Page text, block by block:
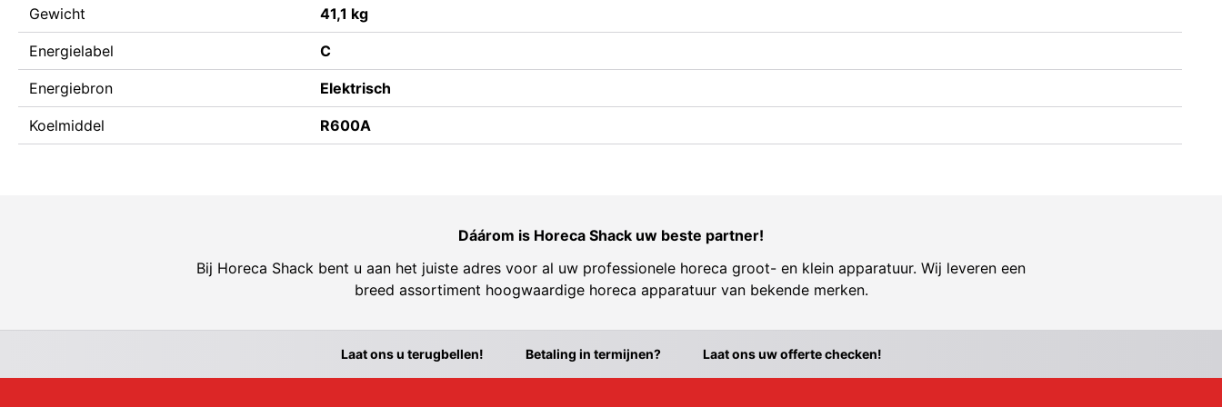
Gewicht 41,1 kg
Energielabel C
Energiebron Elektrisch
Koelmiddel R600A
Dáárom is Horeca Shack uw beste partner!
Bij Horeca Shack bent u aan het juiste adres voor al uw professionele horeca groot- en klein apparatuur. Wij leveren een
breed assortiment hoogwaardige horeca apparatuur van bekende merken.
Laat ons u terugbellen! Betaling in termijnen? Laat ons uw offerte checken!